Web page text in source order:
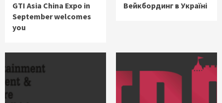
GTI Asia China Expo in
September welcomes
you
Вейкбординг в Україні